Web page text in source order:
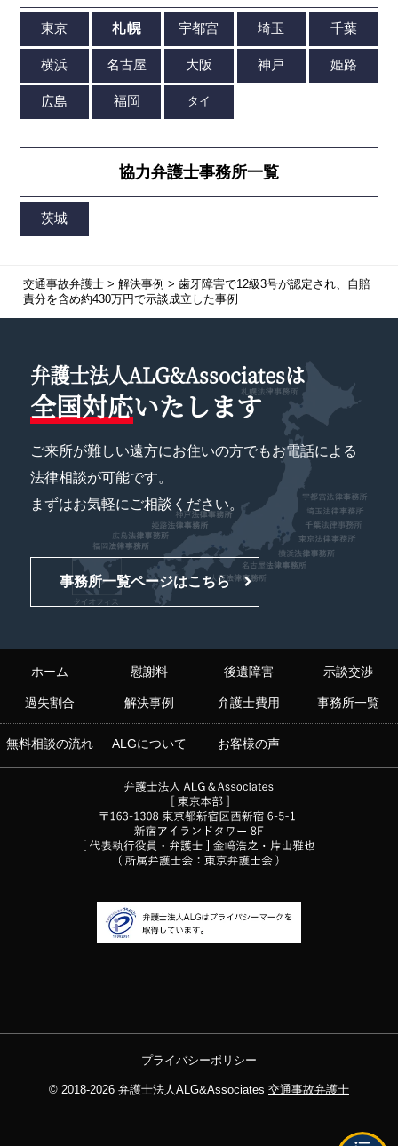
協力弁護士事務所一覧
交通事故弁護士> 解決事例 > 歯牙障害で12級3号が認定され、自賠
責分を含め約430万円で示談成立した事例
弁護士法人ALG&Associatesは
全国対応いたします
ご来所が難しい遠方にお住いの方でもお電話による
法律相談が可能です。
まずはお気軽にご相談ください。
事務所一覧ページはこちら
ホーム 慰謝料 後遺障害 示談交渉
過失割合 解決事例 弁護士費用 事務所一覧
無料相談の流れ ALGについて お客様の声
プライバシーポリシー
© 2018-2026 弁護士法人ALG&Associates 交通事故弁護士